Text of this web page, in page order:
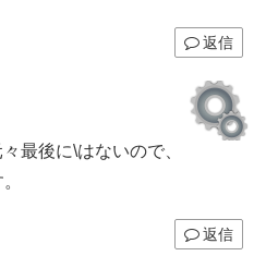
返信
最後に\はないので、
返信